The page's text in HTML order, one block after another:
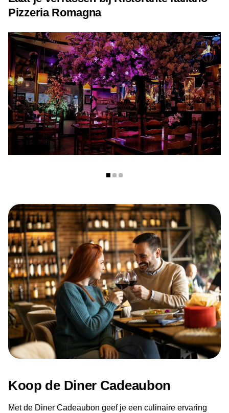
Pizzeria Romagna
Koop de Diner Cadeaubon
Met de Diner Cadeaubon geef je een culinaire ervaring